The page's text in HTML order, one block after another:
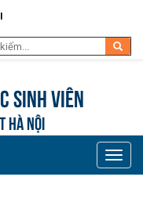
sinh viên
HÀ NỘI
Toggle